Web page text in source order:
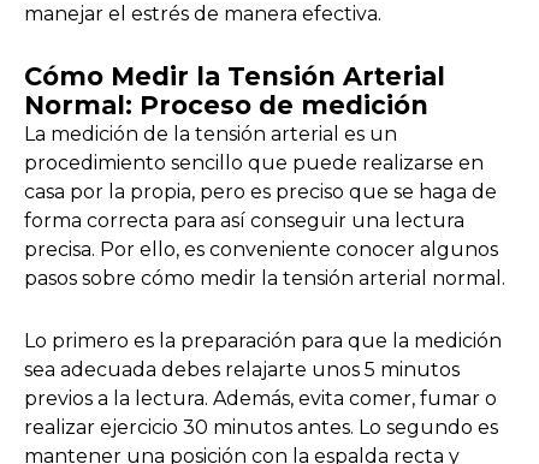
manejar el estrés de manera efectiva.
Cómo Medir la Tensión Arterial
Normal: Proceso de medición
La medición de la tensión arterial es un
procedimiento sencillo que puede realizarse en
casa por la propia, pero es preciso que se haga de
forma correcta para así conseguir una lectura
precisa. Por ello, es conveniente conocer algunos
pasos sobre cómo medir la tensión arterial normal.
Lo primero es la preparación para que la medición
sea adecuada debes relajarte unos 5 minutos
previos a la lectura. Además, evita comer, fumar o
realizar ejercicio 30 minutos antes. Lo segundo es
mantener una posición con la espalda recta y